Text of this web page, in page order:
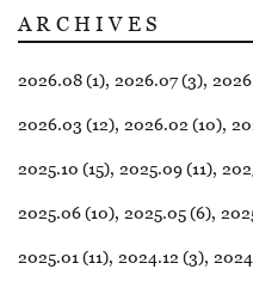
ARCHIVES
2026.08 (1) 2026.07 (3)
2026.03 (12) 2026.02 (10)
2025.10 (15) 2025.09 (11)
2025.06 (10) 2025.05 (6)
2025.01 (11) 2024.12 (3)